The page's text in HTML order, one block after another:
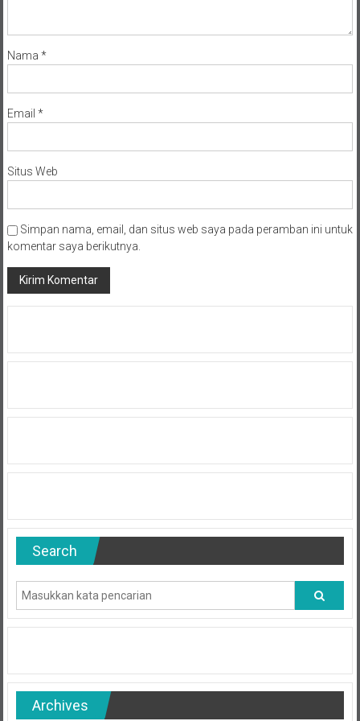
Nama *
Email *
Situs Web
Simpan nama, email, dan situs web saya pada peramban ini untuk
komentar saya berikutnya.
Search
Archives